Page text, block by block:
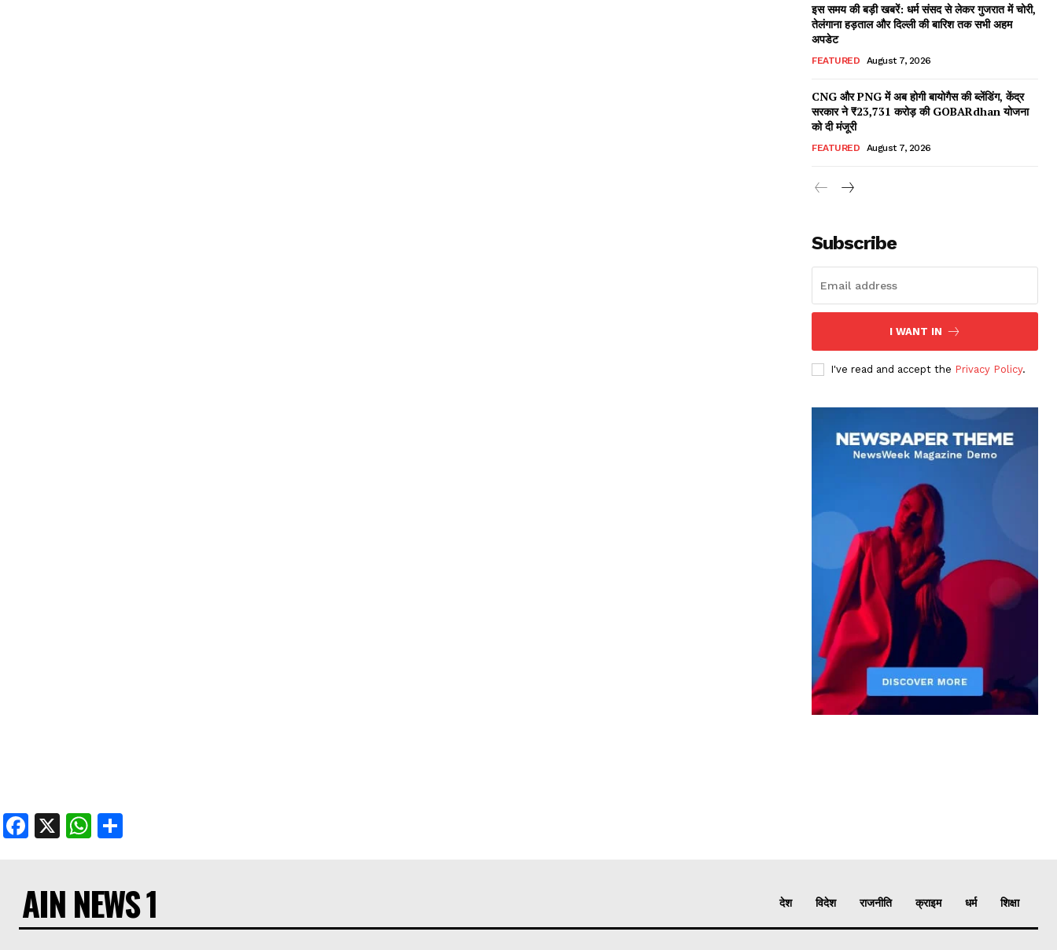
इस समय की बड़ी खबरें: धर्म संसद से लेकर गुजरात में चोरी,
तेलंगाना हड़ताल और दिल्ली की बारिश तक सभी अहम
अपडेट
FEATURED August 7, 2026
CNG और PNG में अब होगी बायोगैस की ब्लेंडिंग, केंद्र
सरकार ने ₹23,731 करोड़ की GOBARdhan योजना
को दी मंजूरी
FEATURED August 7, 2026
Subscribe
I WANT IN
I've read and accept the Privacy Policy.
Facebook
X WhatsApp
AIN NEWS 1 देश विदेश राजनीति क्राइम धर्म शिक्षा